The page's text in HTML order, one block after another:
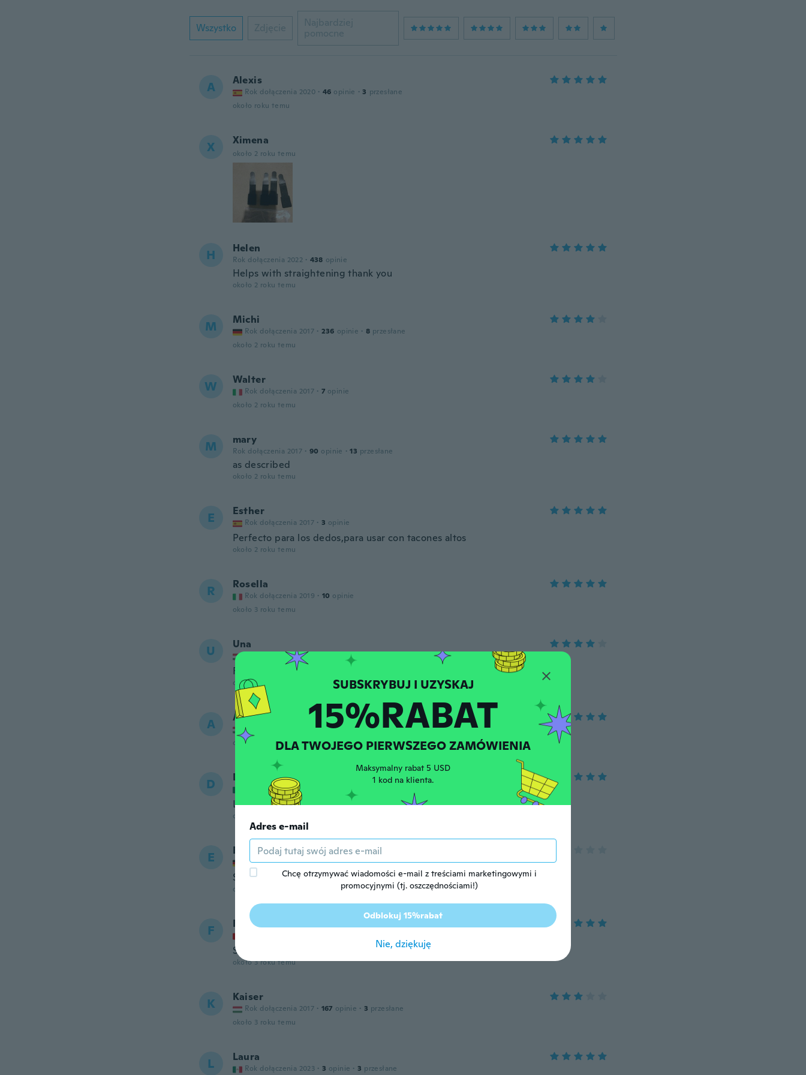
Wszystko Zdjęcie
Najbardziej
pomocne
A Alexis
Rok dołączenia 2020 · 46 opinie · 3 przesłane
około roku temu
X Ximena
około 2 roku temu
H Helen
Rok dołączenia 2022 · 438 opinie
Helps with straightening thank you
około 2 roku temu
M Michi
Rok dołączenia 2017 · 236 opinie · 8 przesłane
około 2 roku temu
W Walter
Rok dołączenia 2017 · 7 opinie
około 2 roku temu
M mary
Rok dołączenia 2017 · 90 opinie · 13 przesłane
as described
około 2 roku temu
E Esther
Rok dołączenia 2017 · 3 opinie
Perfecto para los dedos,para usar con tacones altos
około 2 roku temu
R Rosella
Rok dołączenia 2019 · 10 opinie
około 3 roku temu
U Una
Rok dołączenia 2017 opinie
Fix a mérete, ezért csak pár ujjra jó
około 3 roku temu
A Attila
Rok dołączenia 2018 · 52 opinie · 29 przesłane
około 3 roku temu
D Dulce
Rok dołączenia 2017 opinie
Llegó a tiempo
około 3 roku temu
E Evelin
Rok dołączenia 2016 · 304 opinie · 18 przesłane
Sitzt nicht gut, rutscht schnell wieder vom zeh
około 3 roku temu
F Franziska
Sind wie auf dem. Bild
około 3 roku temu
K Kaiser
Rok dołączenia 2017 · 167 opinie · 3 przesłane
około 3 roku temu
L Laura
Rok dołączenia 2023 · 3 opinie · 3 przesłane
15%RABAT
DLA TWOJEGO PIERWSZEGO ZAMÓWIENIA
Maksymalny rabat 5 USD
1 kod na klienta.
Adres e-mail
Chcę otrzymywać wiadomości e-mail z treściami marketingowymi i
promocyjnymi (tj. oszczędnościami!)
Odblokuj 15%rabat
Nie, dziękuję